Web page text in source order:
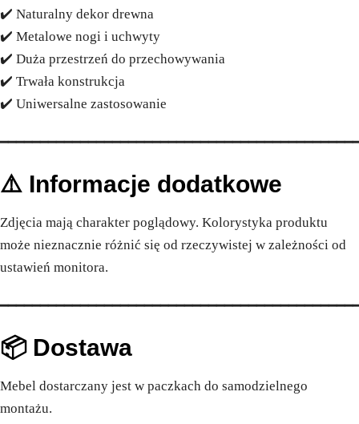
✔️ Naturalny dekor drewna
✔️ Metalowe nogi i uchwyty
✔️ Duża przestrzeń do przechowywania
✔️ Trwała konstrukcja
✔️ Uniwersalne zastosowanie
⚠️ Informacje dodatkowe
Zdjęcia mają charakter poglądowy. Kolorystyka produktu
może nieznacznie różnić się od rzeczywistej w zależności od
ustawień monitora.
📦 Dostawa
Mebel dostarczany jest w paczkach do samodzielnego
montażu.